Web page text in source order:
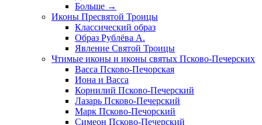
Больше →
Иконы Пресвятой Троицы
Классический образ
Образ Рублёва А.
Явление Святой Троицы
Чтимые иконы и иконы святых Псково-Печерских
Васса Псково-Печорская
Иона и Васса
Корнилий Псково-Печерский
Лазарь Псково-Печерский
Марк Псково-Печорский
Симеон Псково-Печерский